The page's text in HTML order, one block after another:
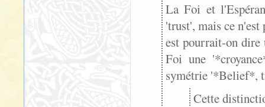
La Foi et
'trust', mais ce n'est
est pourrait-on
Foi une
symétrie '*Belief*,
Cette